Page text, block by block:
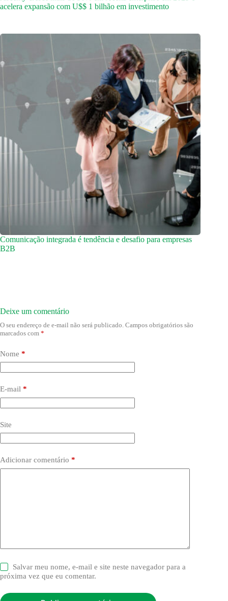
acelera expansão com U$$ 1 bilhão em investimento
Comunicação integrada é tendência e desafio para empresas
B2B
Deixe um comentário
O seu endereço de e-mail não será publicado. Campos obrigatórios são
marcados com *
Nome *
E-mail *
Site
Adicionar comentário *
Salvar meu nome, e-mail e site neste navegador para a
próxima vez que eu comentar.